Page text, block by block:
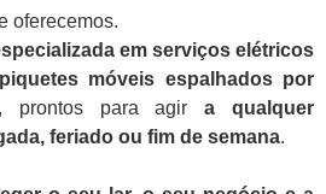
oferecemos.
em serviços elétricos
piquetes móveis espalhados por
prontos para agira qualquer
feriado ou fim de semana.